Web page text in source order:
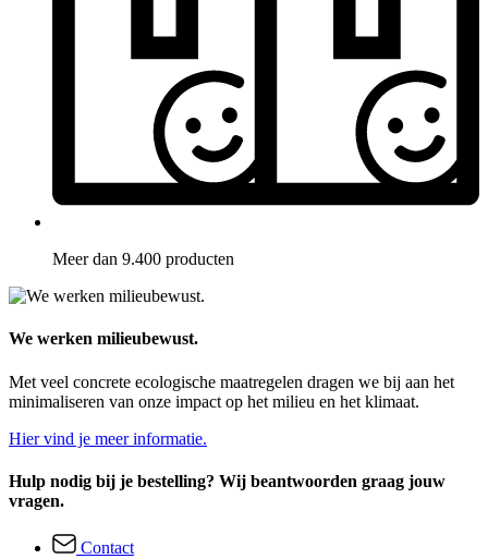
Meer dan 9.400 producten
We werken milieubewust.
Met veel concrete ecologische maatregelen dragen we bij aan het
minimaliseren van onze impact op het milieu en het klimaat.
Hier vind je meer informatie.
Hulp nodig bij je bestelling? Wij beantwoorden graag jouw
vragen.
Contact